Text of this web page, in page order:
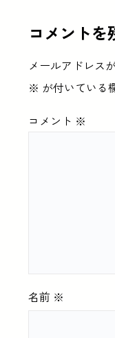
コメントを
メールアドレス
※ が付いている
コメント ※
名前 ※